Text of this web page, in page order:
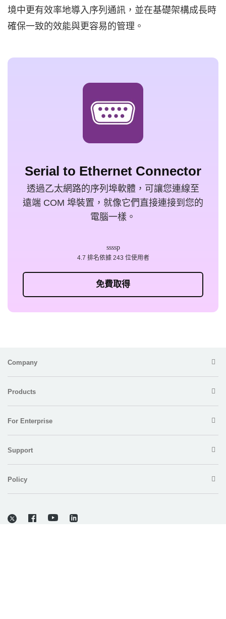
境中更有效率地導入序列通訊，並在基礎架構成長時
確保一致的效能與更容易的管理。
Serial to Ethernet Connector
透過乙太網路的序列埠軟體，可讓您連線至
遠端 COM 埠裝置，就像它們直接連接到您的
電腦一樣。
免費取得
4.7 排名依據 243 位使用者
Company
Products
For Enterprise
Support
Policy